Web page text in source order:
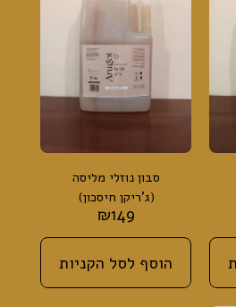
סבון נוזלי מליסה
(ג'ריקן חיסכון)
₪149
הוסף לסל הקניות